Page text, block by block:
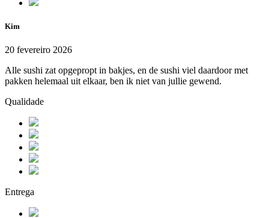
Kim
20 fevereiro 2026
Alle sushi zat opgepropt in bakjes, en de sushi viel daardoor met
pakken helemaal uit elkaar, ben ik niet van jullie gewend.
Qualidade
Entrega